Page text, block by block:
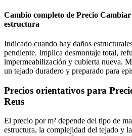
Cambio completo de Precio
estructura
Indicado cuando hay daños
pendiente. Implica desmontaje total,
impermeabilización y cubierta nueva.
un tejado duradero y preparado para
Precios orientativos para
Reus
El precio por m² depende del tipo de
estructura, la complejidad del tejado y